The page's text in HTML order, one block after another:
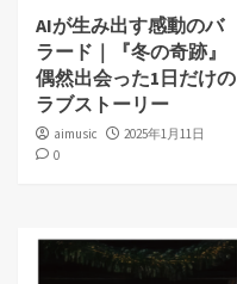
AIが生み出す感動のバ
ラード｜『冬の奇跡』
偶然出会った1日だけの
ラブストーリー
aimusic
2025年1月11日
0